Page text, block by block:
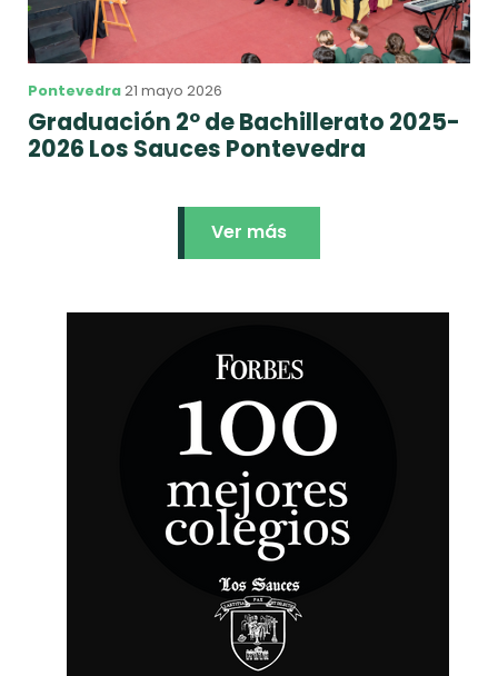
Pontevedra21 mayo 2026
Graduación 2º de Bachillerato 2025-
2026 Los Sauces Pontevedra
Ver más